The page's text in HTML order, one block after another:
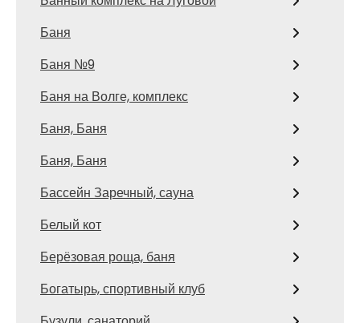
Баня
Баня №9
Баня на Волге, комплекс
Баня, Баня
Баня, Баня
Бассейн Заречный, сауна
Белый кот
Берёзовая роща, баня
Богатырь, спортивный клуб